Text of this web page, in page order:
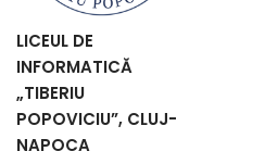
LICEUL DE
INFORMATICĂ
„TIBERIU
POPOVICIU”, CLUJ-
NAPOCA